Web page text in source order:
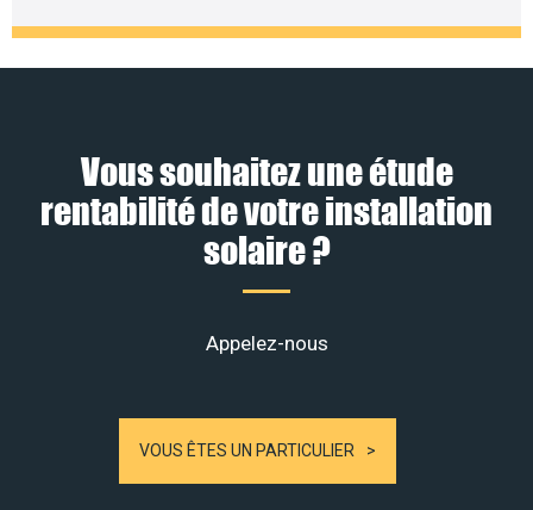
Vous souhaitez une étude
rentabilité de votre installation
solaire ?
Appelez-nous
VOUS ÊTES UN PARTICULIER